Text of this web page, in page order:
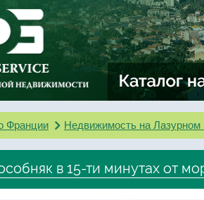
Франции Недвижимость на Лазурном
в 15-ти минутах от